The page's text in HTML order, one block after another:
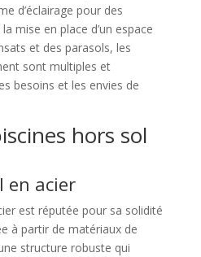
d’éclairage pour des
mise en place d’un espace
et des parasols, les
sont multiples et
besoins et les envies de
hors sol
en acier
est réputée pour sa solidité
à partir de matériaux de
structure robuste qui